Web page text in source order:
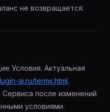
не возвращается.
Условия. Актуальная
ai.ru/terms.html.
после изменений
условиями.